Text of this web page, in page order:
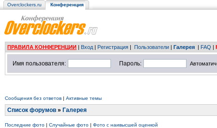
Overclockers.ru Конференция
ПРАВИЛА КОНФЕРЕНЦИИ | Вход | Регистрация | Пользователи | Галерея | FAQ |
Имя пользователя: Пароль:
Сообщения без ответов | Активные темы
Список форумов » Галерея
Последние фото | Случайные фото | Фото с наивысшей оценкой